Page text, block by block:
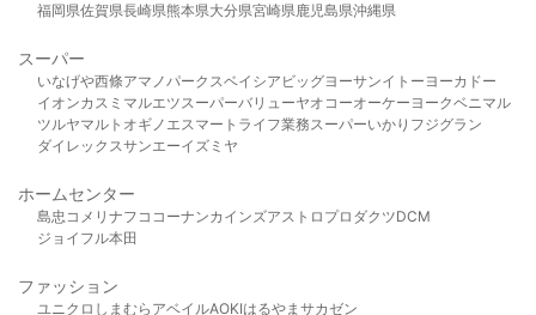
福岡県佐賀県長崎県熊本県大分県宮崎県鹿児島県沖縄県
スーパー
いなげや西條アマノパークスベイシア ビッグヨーサンイトーヨーカドー
イオンカスミ マルエツスーパーバリューヤオコーオーケー ヨークベニマル
ツルヤマルト オギノ エスマート ライフ業務スーパーいかり フジグラン
ダイレックスサンエーイズミヤ
ホームセンター
島忠 コメリ ナフコ コーナンカインズアストロプロダクツDCM
ジョイフル本田
ファッション
ユニクロ しまむら アベイルAOKIはるやま サカゼン